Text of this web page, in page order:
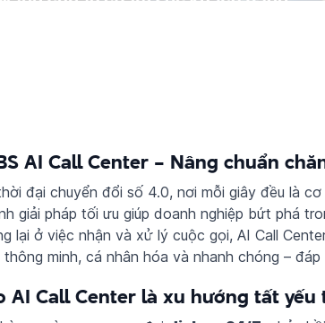
AI Call Center – Nâng chuẩn
đại chuyển đổi số 4.0, nơi mỗi giây đều là
giải pháp tối ưu giúp doanh nghiệp bứt phá
lại ở việc nhận và xử lý cuộc gọi, AI Call
thông minh, cá nhân hóa và nhanh chóng –
AI Call Center là xu hướng tất